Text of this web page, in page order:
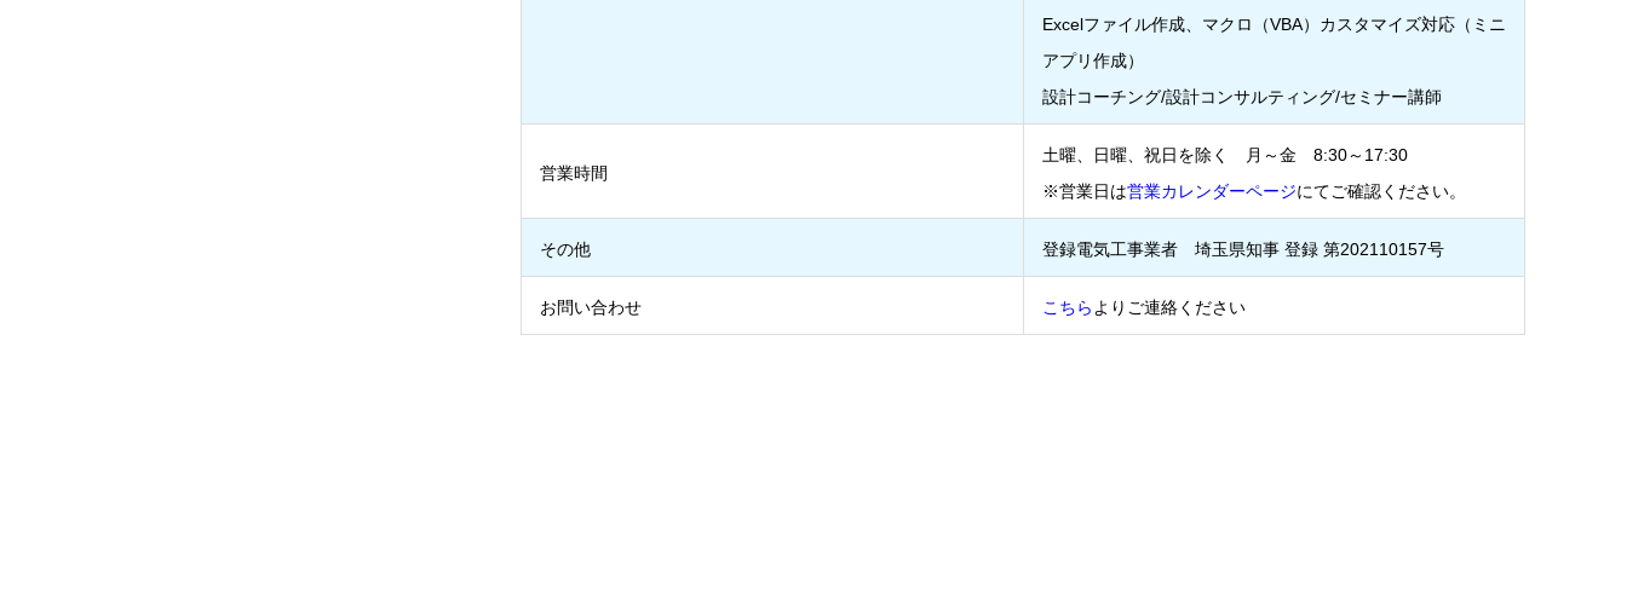
Excelファイル作成、マクロ（VBA）カスタマイズ対応（ミニ
アプリ作成）
設計コーチング/設計コンサルティング/セミナー講師
営業時間
土曜、日曜、祝日を除く 月～金 8:30～17:30
※営業日は営業カレンダーページにてご確認ください。
その他 登録電気工事業者 埼玉県知事 登録 第202110157号
お問い合わせ こちら よりご連絡ください